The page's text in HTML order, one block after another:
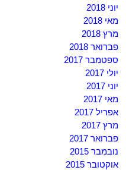
יוני 2018
מאי 2018
מרץ 2018
פברואר 2018
ספטמבר 2017
יולי 2017
יוני 2017
מאי 2017
אפריל 2017
מרץ 2017
פברואר 2017
נובמבר 2015
אוקטובר 2015